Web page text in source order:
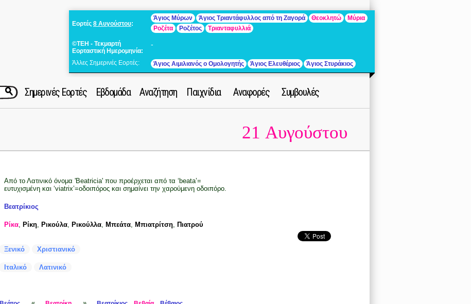
Εορτές 8 Αυγούστου:
Άγιος Μύρων Άγιος Τριαντάφυλλος από τη Ζαγορά Θεοκλητώ
Μύρια
Ροζέτα
Ροζέτος Τριανταφυλλιά
©ΤΕΗ - Τεκμαρτή
Εορταστική Ημερομηνία:
-
Άλλες Σημερινές Εορτές: Άγιος Αιμιλιανός ο Ομολογητής Άγιος Ελευθέριος Άγιος Στυράκιος
Σημερινές Εορτές Εβδομάδα Αναζήτηση Παιχνίδια Αναφορές Συμβουλές
21 Αυγούστου
Από το Λατινικό όνομα 'Beatricia' που προέρχεται από τα ‘beata’=
ευτυχισμένη και ‘viatrix’=οδοιπόρος και σημαίνει την χαρούμενη οδοιπόρο.
Βεατρίκιος
Ρίκα, Ρίκη, Ρικούλα, Ρικούλλα, Μπεάτα, Μπιατρίτση, Πιατρού
Ξενικό Χριστιανικό
Ιταλικό Λατινικό